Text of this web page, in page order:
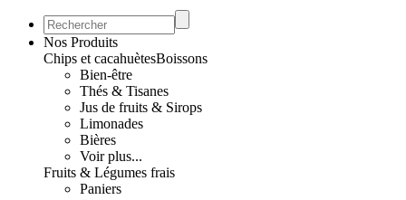
Nos Produits
Chips et cacahuètesBoissons
Bien-être
Thés & Tisanes
Jus de fruits & Sirops
Limonades
Bières
Voir plus...
Fruits & Légumes frais
Paniers